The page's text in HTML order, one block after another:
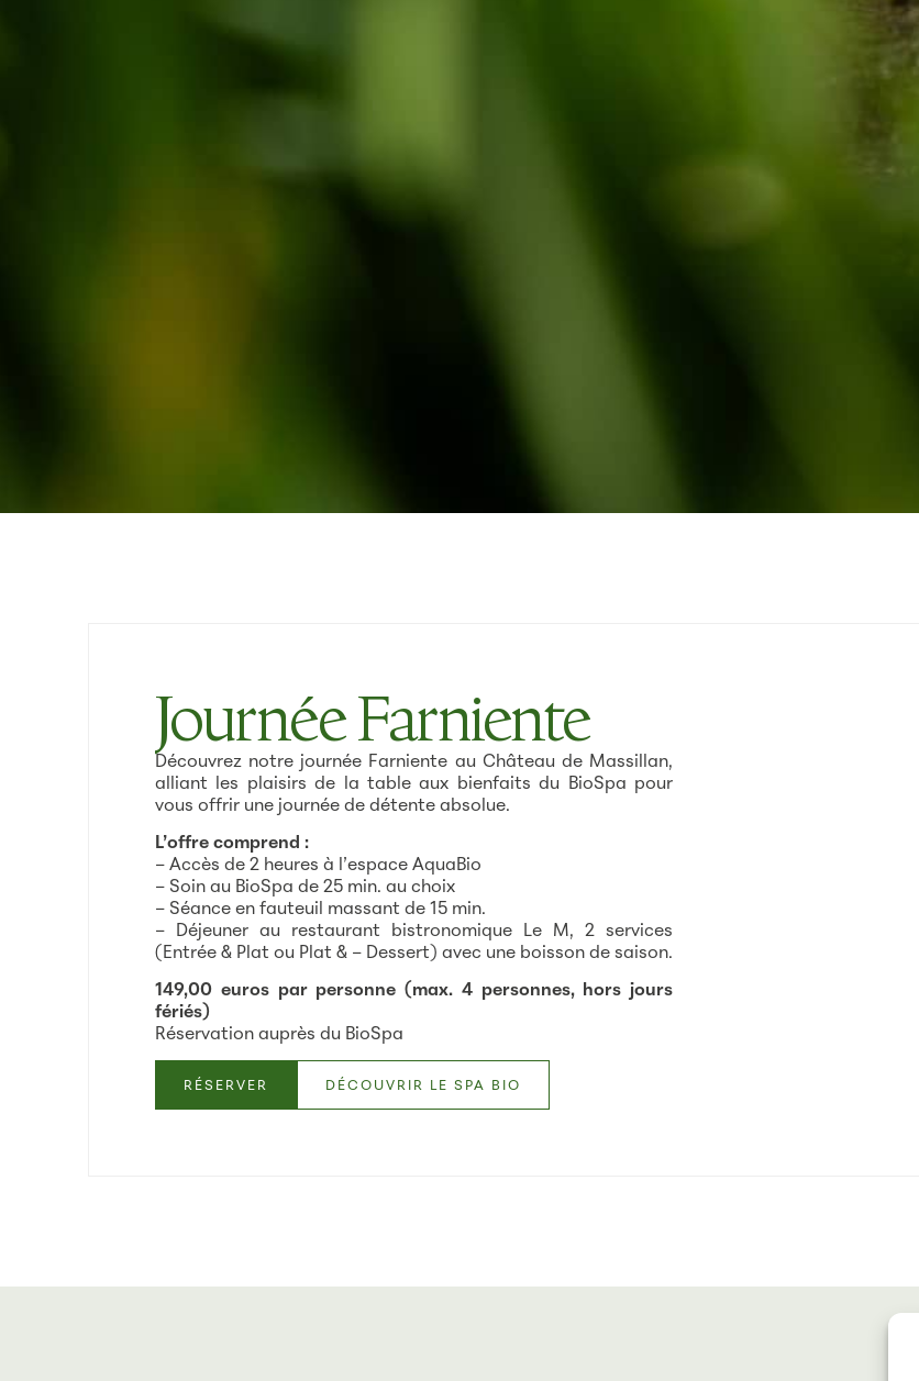
Journée Farniente
Découvrez notre journée Farniente au Château de Massillan,
alliant les plaisirs de la table aux bienfaits du BioSpa pour
vous offrir une journée de détente absolue.
L’offre comprend :
– Accès de 2 heures à l’espace AquaBio
– Soin au BioSpa de 25 min. au choix
– Séance en fauteuil massant de 15 min.
– Déjeuner au restaurant bistronomique Le M, 2 services
(Entrée & Plat ou Plat & – Dessert) avec une boisson de saison.
149,00 euros par personne (max. 4 personnes, hors jours
fériés)
Réservation auprès du BioSpa
RÉSERVER DÉCOUVRIR LE SPA BIO